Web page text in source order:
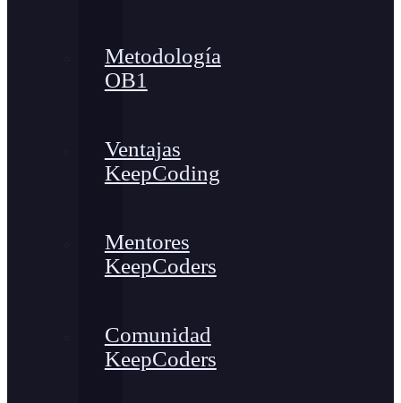
Metodología
OB1
Ventajas
KeepCoding
Mentores
KeepCoders
Comunidad
KeepCoders